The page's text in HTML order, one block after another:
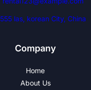
555 las, korean City, China
Company
Home
About Us